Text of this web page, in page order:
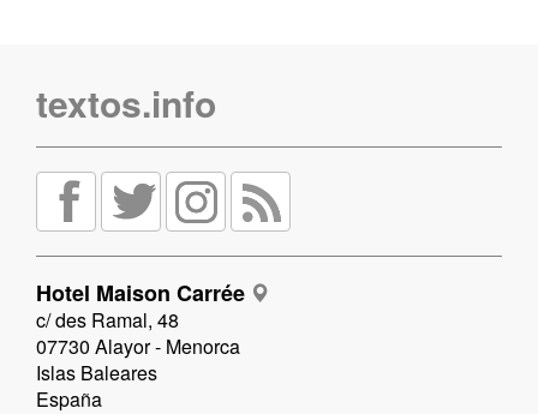
textos.info
Hotel Maison Carrée
c/ des Ramal, 48
07730 Alayor - Menorca
Islas Baleares
España